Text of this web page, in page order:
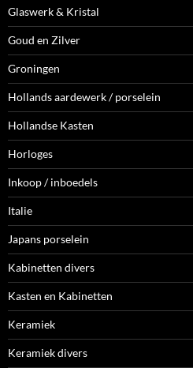
Glaswerk & Kristal
Goud en Zilver
Groningen
Hollands aardewerk / porselein
Hollandse Kasten
Horloges
Inkoop / inboedels
Italie
Japans porselein
Kabinetten divers
Kasten en Kabinetten
Keramiek
Keramiek divers